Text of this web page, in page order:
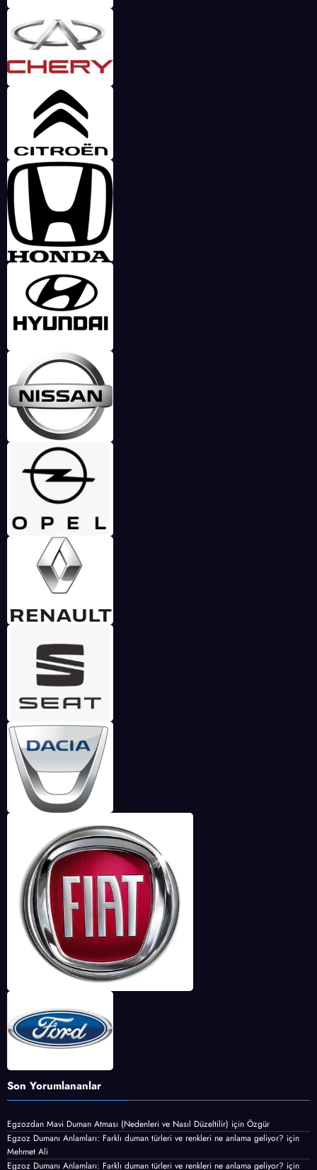
Son Yorumlananlar
Egzozdan Mavi Duman Atması (Nedenleri ve Nasıl Düzeltilir) için Özgür
Egzoz Dumanı Anlamları: Farklı duman türleri ve renkleri ne anlama geliyor? için
Mehmet Ali
Egzoz Dumanı Anlamları: Farklı duman türleri ve renkleri ne anlama geliyor? için